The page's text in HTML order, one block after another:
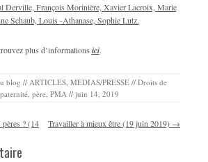
Derville, François Morinière, Xavier Lacroix, Marie
Schaub, Louis -Athanase, Sophie Lutz.
plus d’informations ici.
blog // ARTICLES MEDIAS/PRESSE // Droits de
paternité, père, PMA // juin 14, 2019
pères ? (14
Travailler à mieux être (19 juin 2019) →